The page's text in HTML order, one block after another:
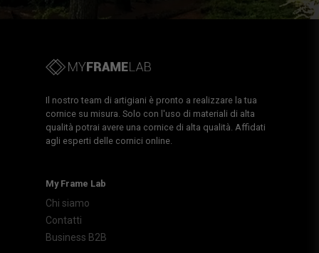
Il nostro team di artigiani è pronto a realizzare la tua
cornice su misura. Solo con l'uso di materiali di alta
qualità potrai avere una cornice di alta qualità. Affidati
agli esperti delle cornici online.
My Frame Lab
Chi siamo
Contatti
Business B2B